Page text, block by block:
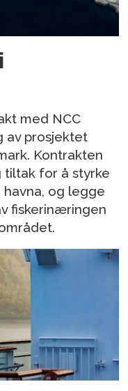
med NCC
av prosjektet
Kontrakten
tiltak for å styrke
og legge
fiskerinæringen